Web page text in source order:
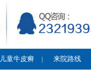
儿童牛皮癣 来院路线